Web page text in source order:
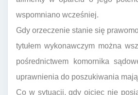
wspomniano wcześniej.
Gdy orzeczenie stanie się
tytułem wykonawczym można
pośrednictwem komornika
uprawnienia do poszukiwania
Co w sytuacji, gdy ojciec nie